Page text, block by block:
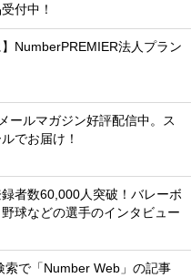
付中！
】NumberPREMIER法人プラン
ールマガジン好評配信中。ス
でお届け！
者数60,000人突破！バレーボ
球などの選手のインタビュー
索で「Number Web」の記事